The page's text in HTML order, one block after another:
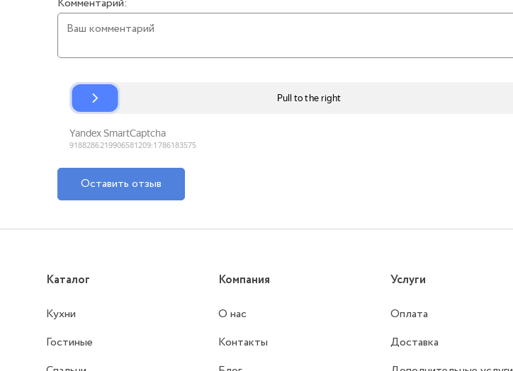
Комментарий:
Оставить отзыв
Каталог
Кухни
Гостиные
Компания
О нас
Контакты
Услуги
Оплата
Доставка